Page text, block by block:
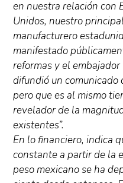
en nuestra relación con
Unidos, nuestro
manufacturero
manifestado
reformas y el embajador
difundió un comunicado
pero que es al mismo
revelador de la
existentes”.
En lo financiero, indica
constante a partir de la
peso mexicano se ha